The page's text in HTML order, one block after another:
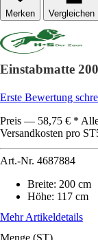
Vergleichen
Einstabmatte
Erste Bewertung
Preis — 58,75 € *
Versandkosten pro ST
Art.-Nr. 4687884
Breite: 200 cm
Höhe: 117 cm
Mehr Artikeldetails
Menge (ST)